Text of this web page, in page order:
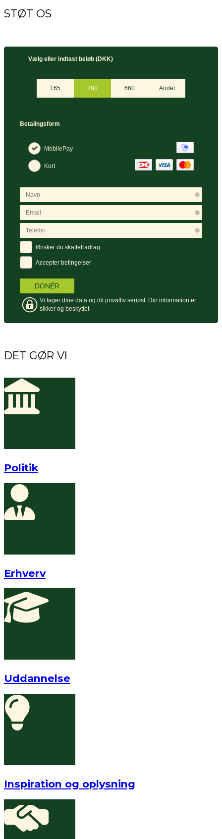
STØT OS
DET GØR VI
Politik
Erhverv
Uddannelse
Inspiration og oplysning